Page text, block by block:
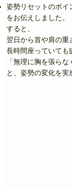
姿勢リセットのポイ
をお伝えしました。
すると、
翌日から首や肩の重
長時間座っていても
「無理に胸を張ら
と、姿勢の変化を実